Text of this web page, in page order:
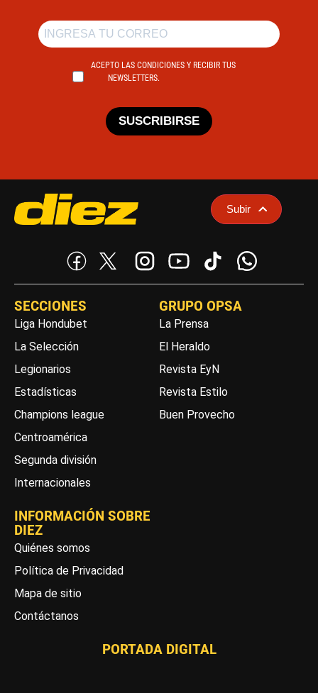
ACEPTO LAS CONDICIONES Y RECIBIR TUS
NEWSLETTERS.
SUSCRIBIRSE
Subir
SECCIONES
Liga Hondubet
La Selección
Legionarios
Estadísticas
Champions league
Centroamérica
Segunda división
Internacionales
GRUPO OPSA
La Prensa
El Heraldo
Revista EyN
Revista Estilo
Buen Provecho
INFORMACIÓN SOBRE
DIEZ
Quiénes somos
Política de Privacidad
Mapa de sitio
Contáctanos
PORTADA DIGITAL